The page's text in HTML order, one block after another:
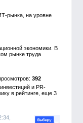
рынка, на уровне
экономики. В
рынке труда
392
и PR-
в рейтинге, еще 3